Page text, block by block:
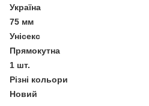
Україна
75 мм
Унісекс
Прямокутна
1 шт.
Різні кольори
Новий